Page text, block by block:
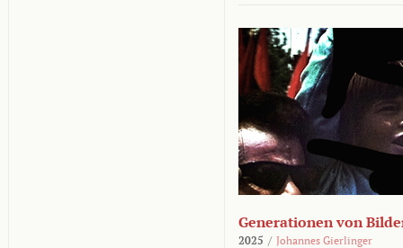
Generationen von
2025 / Johannes Gierlinger